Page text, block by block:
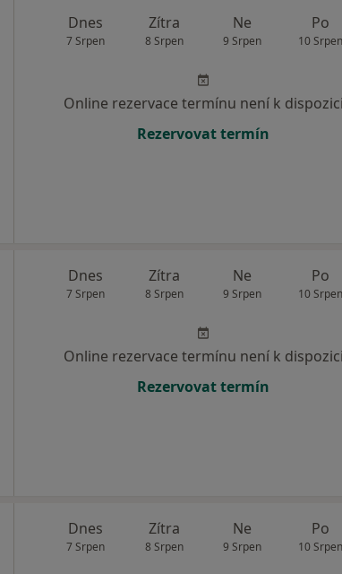
Dnes
7 Srpen
Zítra
8 Srpen
Ne
9 Srpen
Po
10 Srpen
Online rezervace termínu není k dispozici
Rezervovat termín
Dnes
7 Srpen
Zítra
8 Srpen
Ne
9 Srpen
Po
10 Srpen
Online rezervace termínu není k dispozici
Rezervovat termín
Dnes
7 Srpen
Zítra
8 Srpen
Ne
9 Srpen
Po
10 Srpen